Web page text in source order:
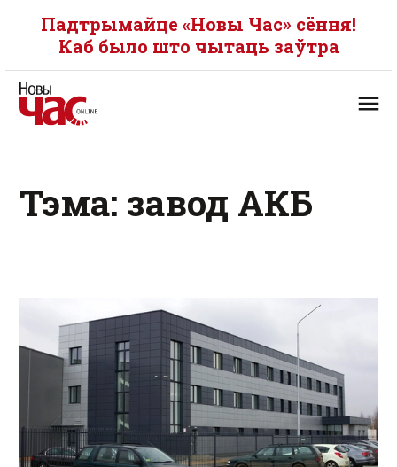
Падтрымайце «Новы Час» сёння!
Каб было што чытаць заўтра
Тэма: завод АКБ